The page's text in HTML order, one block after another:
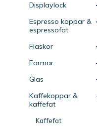
Displaylock
Espresso koppar &
espressofat
Flaskor
Formar
Glas
Kaffekoppar &
kaffefat
Kaffefat